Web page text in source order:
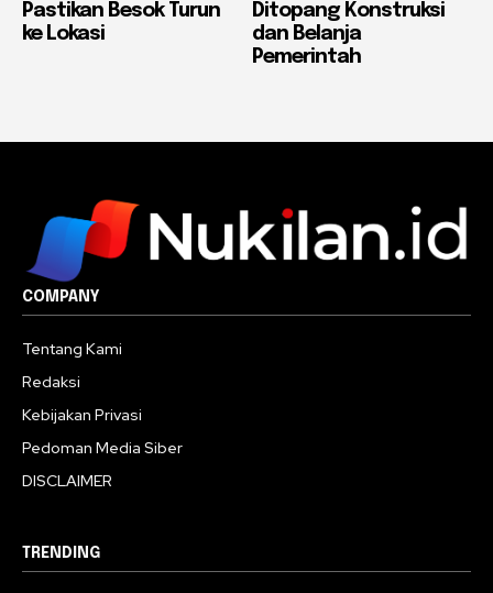
Pastikan Besok Turun
ke Lokasi
Ditopang Konstruksi
dan Belanja
Pemerintah
COMPANY
Tentang Kami
Redaksi
Kebijakan Privasi
Pedoman Media Siber
DISCLAIMER
TRENDING